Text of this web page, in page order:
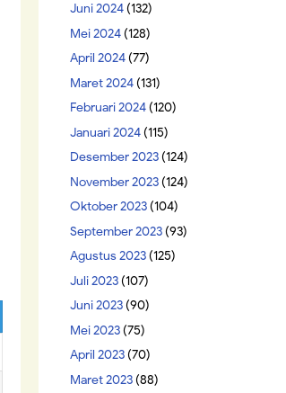
Juni 2024(132)
Mei 2024(128)
April 2024(77)
Maret 2024(131)
Februari 2024(120)
Januari 2024(115)
Desember 2023(124)
November 2023(124)
Oktober 2023(104)
September 2023(93)
Agustus 2023(125)
Juli 2023(107)
Juni 2023(90)
Mei 2023(75)
April 2023(70)
Maret 2023(88)